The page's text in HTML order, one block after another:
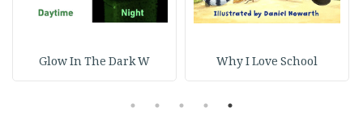
Why I Love School
Glow In The Dark W
1
2
3
4
5